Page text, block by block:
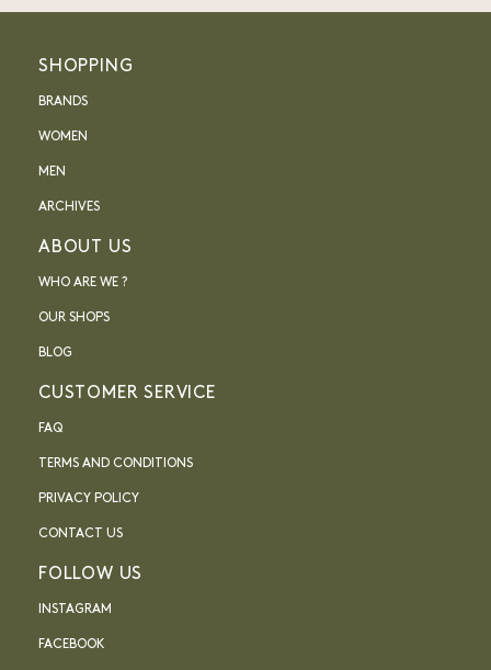
SHOPPING
BRANDS
WOMEN
MEN
ARCHIVES
ABOUT US
WHO ARE WE ?
OUR SHOPS
BLOG
CUSTOMER SERVICE
FAQ
TERMS AND CONDITIONS
PRIVACY POLICY
CONTACT US
FOLLOW US
INSTAGRAM
FACEBOOK